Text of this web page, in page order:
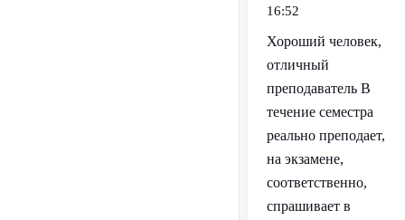
16:52
Хороший человек,
отличный
преподаватель В
течение семестра
реально преподает,
на экзамене,
соответственно,
спрашивает в